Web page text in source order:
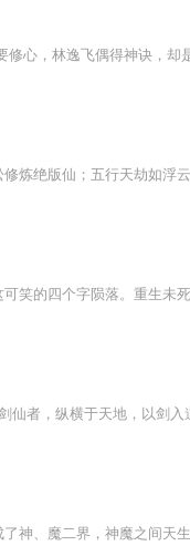
者，纵横于天地，以剑